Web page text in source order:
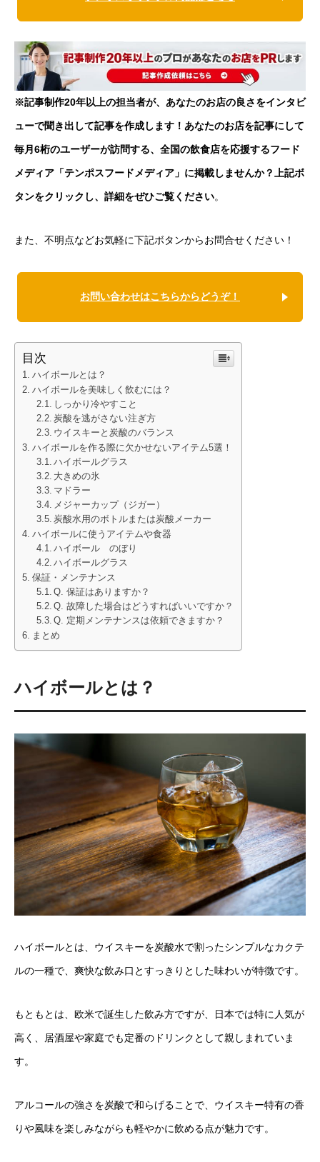
※記事制作20年以上の担当者が、あなたのお店の良さをインタビ
ューで聞き出して記事を作成します！あなたのお店を記事にして
毎月6桁のユーザーが訪問する、全国の飲食店を応援するフード
メディア「テンポスフードメディア」に掲載しませんか？上記ボ
タンをクリックし、詳細をぜひご覧ください。
また、不明点などお気軽に下記ボタンからお問合せください！
お問い合わせはこちらからどうぞ！
目次
ハイボールとは？
ハイボールを美味しく飲むには？
しっかり冷やすこと
炭酸を逃がさない注ぎ方
ウイスキーと炭酸のバランス
ハイボールを作る際に欠かせないアイテム5選！
ハイボールグラス
大きめの氷
マドラー
メジャーカップ（ジガー）
炭酸水用のボトルまたは炭酸メーカー
ハイボールに使うアイテムや食器
ハイボール のぼり
ハイボールグラス
保証・メンテナンス
Q. 保証はありますか？
Q. 故障した場合はどうすればいいですか？
Q. 定期メンテナンスは依頼できますか？
まとめ
ハイボールとは？
ハイボールとは、ウイスキーを炭酸水で割ったシンプルなカクテ
ルの一種で、爽快な飲み口とすっきりとした味わいが特徴です。
もともとは、欧米で誕生した飲み方ですが、日本では特に人気が
高く、居酒屋や家庭でも定番のドリンクとして親しまれていま
す。
アルコールの強さを炭酸で和らげることで、ウイスキー特有の香
りや風味を楽しみながらも軽やかに飲める点が魅力です。